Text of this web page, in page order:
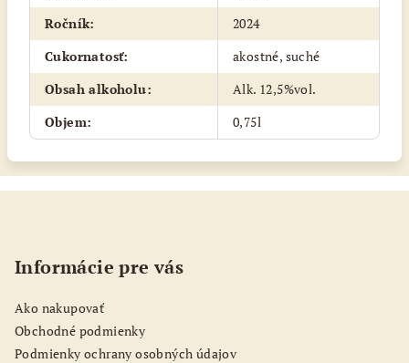
Ročník:
2024
Cukornatosť:
akostné, suché
Obsah alkoholu:
Alk. 12,5%vol.
Objem: 0,75l
Informácie pre vás
Ako nakupovať
Obchodné podmienky
Podmienky ochrany osobných údajov